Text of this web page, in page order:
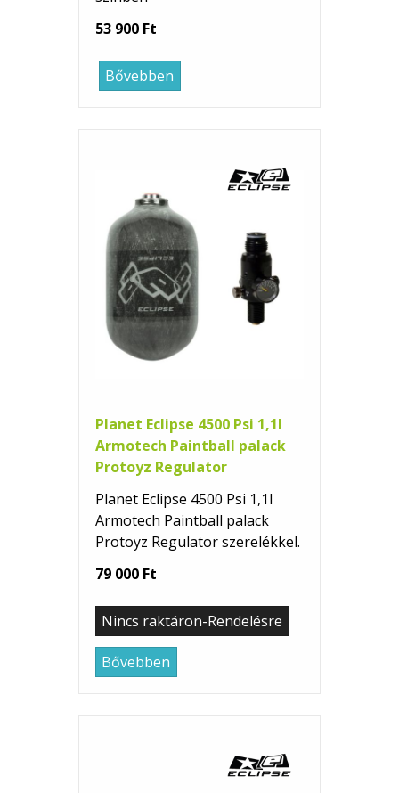
53 900 Ft
Bővebben
Planet Eclipse 4500 Psi 1,1l
Armotech Paintball palack
Protoyz Regulator
Planet Eclipse 4500 Psi 1,1l
Armotech Paintball palack
Protoyz Regulator szerelékkel.
79 000 Ft
Nincs raktáron-Rendelésre
Bővebben